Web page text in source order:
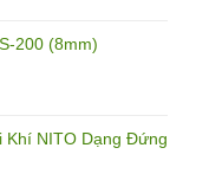
200 (8mm)
Khí NITO Dạng Đứng